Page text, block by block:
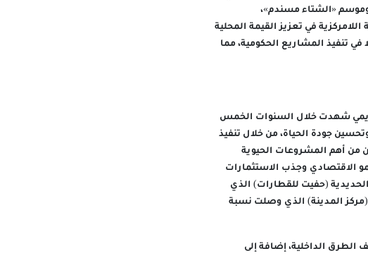
«الشتاء مسندم»،
في تعزيز القيمة المحلية
تنفيذ المشاريع الحكومية، مما
شهدت خلال السنوات الخمس
جودة الحياة، من خلال تنفيذ
من أهم المشروعات الحيوية
الاقتصادي وجذب الاستثمارات
(حفيت للقطارات) الذي
(مركز المدينة) الذي وصلت نسبة
الداخلية، إضافة إلى